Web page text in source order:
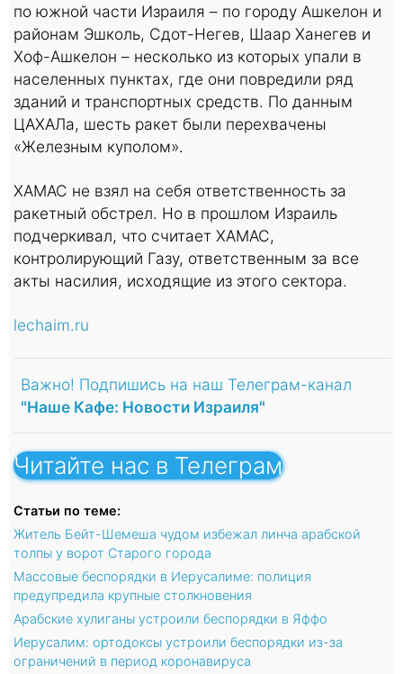
по южной части Израиля – по городу Ашкелон и
районам Эшколь, Сдот-Негев, Шаар Ханегев и
Хоф-Ашкелон – несколько из которых упали в
населенных пунктах, где они повредили ряд
зданий и транспортных средств. По данным
ЦАХАЛа, шесть ракет были перехвачены
«Железным куполом».
ХАМАС не взял на себя ответственность за
ракетный обстрел. Но в прошлом Израиль
подчеркивал, что считает ХАМАС,
контролирующий Газу, ответственным за все
акты насилия, исходящие из этого сектора.
lechaim.ru
Важно! Подпишись на наш Телеграм-канал
"Наше Кафе: Новости Израиля"
Читайте нас в Телеграм
Статьи по теме:
Житель Бейт-Шемеша чудом избежал линча арабской
толпы у ворот Старого города
Массовые беспорядки в Иерусалиме: полиция
предупредила крупные столкновения
Арабские хулиганы устроили беспорядки в Яффо
Иерусалим: ортодоксы устроили беспорядки из-за
ограничений в период коронавируса